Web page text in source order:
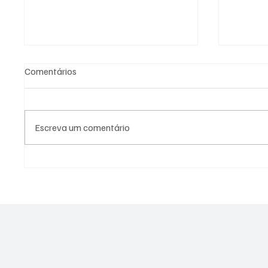
Comentários
Escreva um comentário